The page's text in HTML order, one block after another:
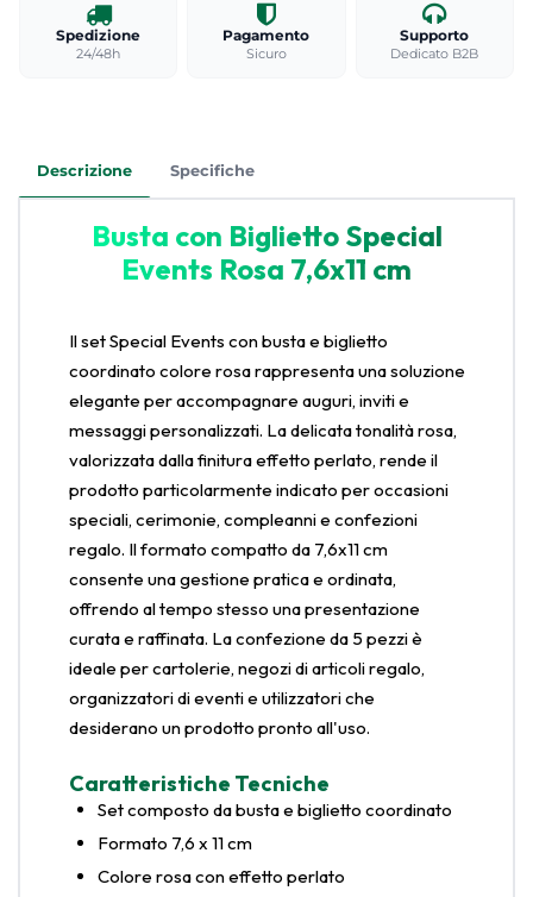
Spedizione
24/48h
Pagamento
Sicuro
Supporto
Dedicato B2B
Descrizione Specifiche
Busta con Biglietto Special
Events Rosa 7,6x11 cm
Il set Special Events con busta e biglietto
coordinato colore rosa rappresenta una soluzione
elegante per accompagnare auguri, inviti e
messaggi personalizzati. La delicata tonalità rosa,
valorizzata dalla finitura effetto perlato, rende il
prodotto particolarmente indicato per occasioni
speciali, cerimonie, compleanni e confezioni
regalo. Il formato compatto da 7,6x11 cm
consente una gestione pratica e ordinata,
offrendo al tempo stesso una presentazione
curata e raffinata. La confezione da 5 pezzi è
ideale per cartolerie, negozi di articoli regalo,
organizzatori di eventi e utilizzatori che
desiderano un prodotto pronto all'uso.
Caratteristiche Tecniche
Set composto da busta e biglietto coordinato
Formato 7,6 x 11 cm
Colore rosa con effetto perlato